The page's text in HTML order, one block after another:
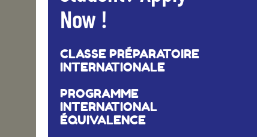
Now !
CLASSE PRÉPARATOIRE
INTERNATIONALE
PROGRAMME
INTERNATIONAL
ÉQUIVALENCE